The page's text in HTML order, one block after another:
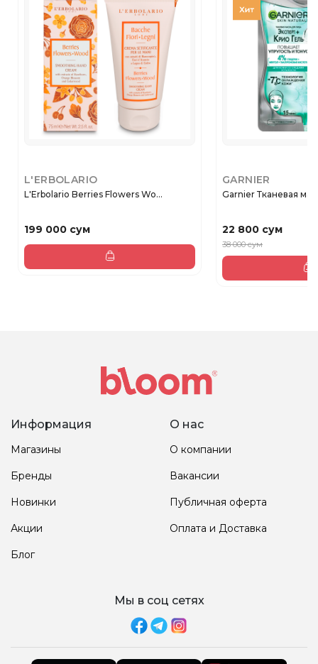
L'ERBOLARIO
L'Erbolario Berries Flowers Wo...
199 000 сум
GARNIER
Garnier Тканевая
22 800 сум
38 000 сум
Информация
Магазины
Бренды
Новинки
Акции
Блог
О нас
О компании
Вакансии
Публичная оферта
Оплата и Доставка
Мы в соц сетях